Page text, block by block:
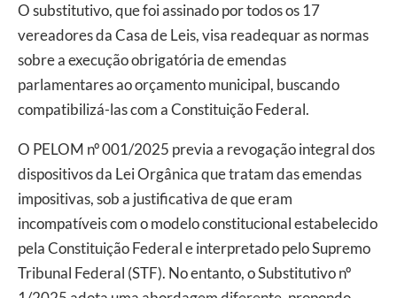
O substitutivo, que foi assinado por todos os 17
vereadores da Casa de Leis, visa readequar as normas
sobre a execução obrigatória de emendas
parlamentares ao orçamento municipal, buscando
compatibilizá-las com a Constituição Federal.
O PELOM nº 001/2025 previa a revogação integral dos
dispositivos da Lei Orgânica que tratam das emendas
impositivas, sob a justificativa de que eram
incompatíveis com o modelo constitucional estabelecido
pela Constituição Federal e interpretado pelo Supremo
Tribunal Federal (STF). No entanto, o Substitutivo nº